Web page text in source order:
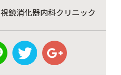
鏡消化器内科クリニック